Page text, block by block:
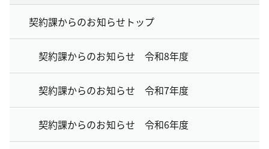
契約課からのお知らせトップ
契約課からのお知らせ 令和8年度
契約課からのお知らせ 令和7年度
契約課からのお知らせ 令和6年度